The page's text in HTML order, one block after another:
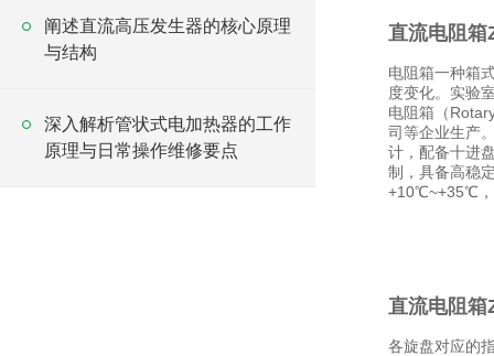
阐述直流高压发生器的核心原理
与结构
深入解析管状式电加热器的工作
原理与日常操作维修要点
直流电阻箱
电阻箱一种箱
度变化。实验
电阻箱（
司等企业生产
计，配备十进
制，具备高稳
+10℃~+35℃，
直流电阻箱
各旋盘对应的